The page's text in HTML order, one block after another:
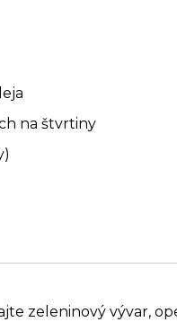
na štvrtiny
zeleninový vývar,